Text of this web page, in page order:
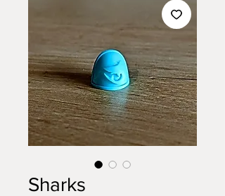
Sharks